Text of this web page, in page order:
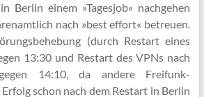
Berlin einem »Tagesjob« nachgehen
nach »best effort« betreuen.
(durch Restart eines
13:30 und Restart des VPNs nach
14:10, da andere Freifunk-
schon nach dem Restart in Berlin